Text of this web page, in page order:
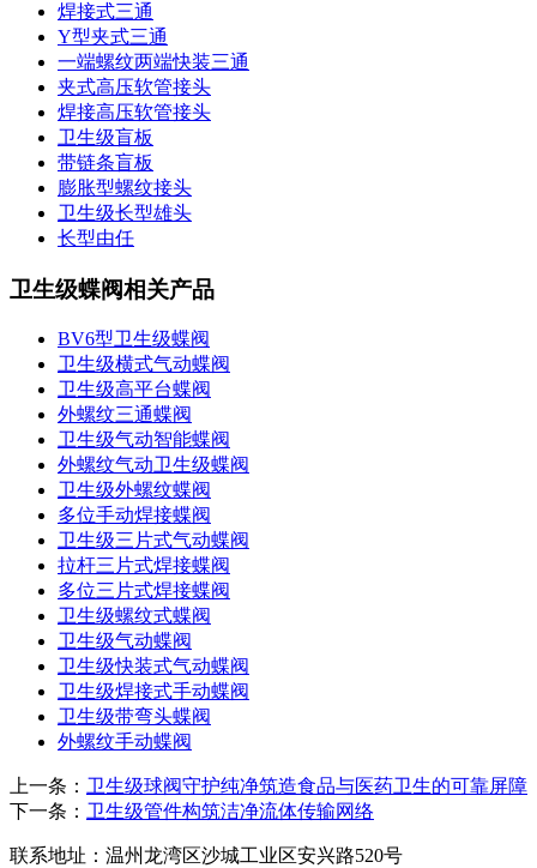
焊接式三通
Y型夹式三通
一端螺纹两端快装三通
夹式高压软管接头
焊接高压软管接头
卫生级盲板
带链条盲板
膨胀型螺纹接头
卫生级长型雄头
长型由任
卫生级蝶阀相关产品
BV6型卫生级蝶阀
卫生级横式气动蝶阀
卫生级高平台蝶阀
外螺纹三通蝶阀
卫生级气动智能蝶阀
外螺纹气动卫生级蝶阀
卫生级外螺纹蝶阀
多位手动焊接蝶阀
卫生级三片式气动蝶阀
拉杆三片式焊接蝶阀
多位三片式焊接蝶阀
卫生级螺纹式蝶阀
卫生级气动蝶阀
卫生级快装式气动蝶阀
卫生级焊接式手动蝶阀
卫生级带弯头蝶阀
外螺纹手动蝶阀
上一条： 卫生级球阀守护纯净筑造食品与医药卫生的可靠屏障
下一条： 卫生级管件构筑洁净流体传输网络
联系地址： 温州龙湾区沙城工业区安兴路520号